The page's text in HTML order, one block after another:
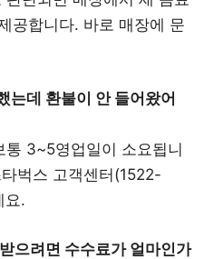
공합니다. 바로 매장에 문
는데 환불이 안 들어왔어
3~5영업일이 소요됩니
벅스 고객센터(1522-
요.
으려면 수수료가 얼마인가